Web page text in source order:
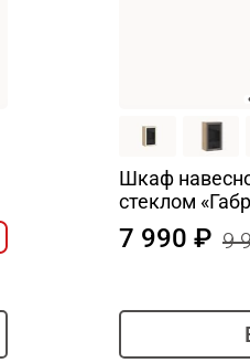
Шкаф
стеклом
7 990 9